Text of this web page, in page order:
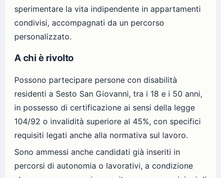
sperimentare la vita indipendente in appartamenti
condivisi, accompagnati da un percorso
personalizzato.
A chi è rivolto
Possono partecipare persone con disabilità
residenti a Sesto San Giovanni, tra i 18 e i 50 anni,
in possesso di certificazione ai sensi della legge
104/92 o invalidità superiore al 45%, con specifici
requisiti legati anche alla normativa sul lavoro.
Sono ammessi anche candidati già inseriti in
percorsi di autonomia o lavorativi, a condizione